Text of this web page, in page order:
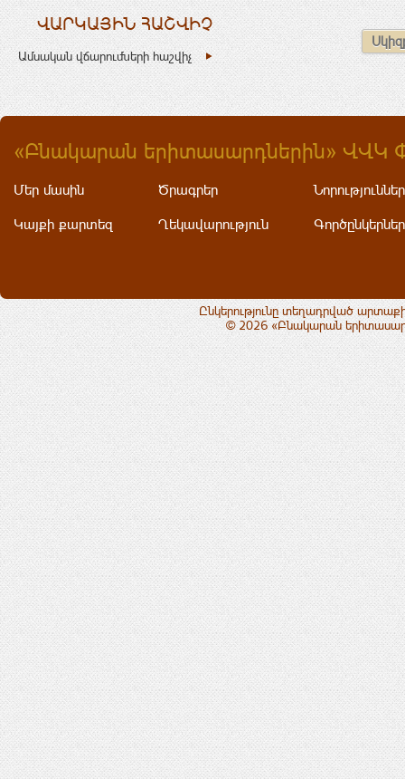
ՎԱՐԿԱՅԻՆ ՀԱՇՎԻՉ
Ամսական վճարումների հաշվիչ
«Բնակարան երիտասարդներին» ՎՎԿ
Մեր մասին
Կայքի քարտեզ
Ծրագրեր
Ղեկավարություն
Նորություններ
Գործընկերներ
Ընկերությունը տեղադրված
© 2026 «Բնակարան